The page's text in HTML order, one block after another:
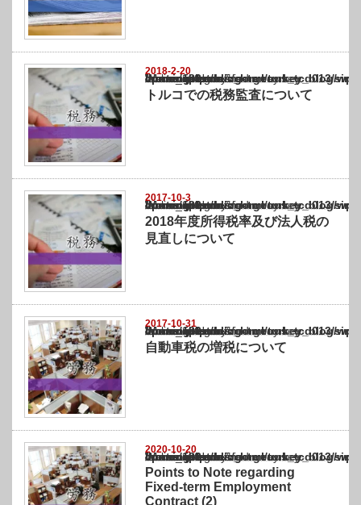
2018-2-20
Warning
: Undefined array key "show_category" in
/home/netst/kuno-cpa.co.jp/public_html/turkey_blog/wp-content/themes/
on line183
トルコでの税務監査について
2017-10-3
Warning
: Undefined array key "show_category" in
/home/netst/kuno-cpa.co.jp/public_html/turkey_blog/wp-content/themes/
on line183
2018年度所得税率及び法人税の
見直しについて
2017-10-31
Warning
: Undefined array key "show_category" in
/home/netst/kuno-cpa.co.jp/public_html/turkey_blog/wp-content/themes/
on line183
自動車税の増税について
2020-10-20
Warning
: Undefined array key "show_category" in
/home/netst/kuno-cpa.co.jp/public_html/turkey_blog/wp-content/themes/
on line183
Points to Note regarding
Fixed-term Employment
Contract (2)